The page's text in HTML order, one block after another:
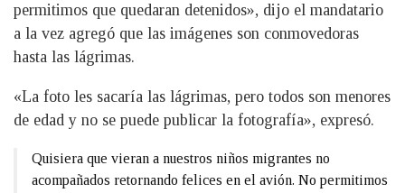
permitimos que quedaran detenidos», dijo el mandatario
a la vez agregó que las imágenes son conmovedoras
hasta las lágrimas.
«La foto les sacaría las lágrimas, pero todos son menores
de edad y no se puede publicar la fotografía», expresó.
Quisiera que vieran a nuestros niños migrantes no
acompañados retornando felices en el avión. No permitimos